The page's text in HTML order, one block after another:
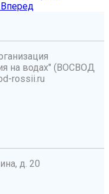
Вперед
на водах" (ВОСВОД
rossii.ru
д. 20